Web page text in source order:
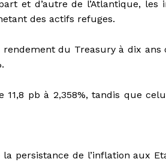
et d’autre de l’Atlantique, les
des actifs refuges.
du Treasury à dix ans
pb à 2,358%, tandis que
persistance de l’inflation aux